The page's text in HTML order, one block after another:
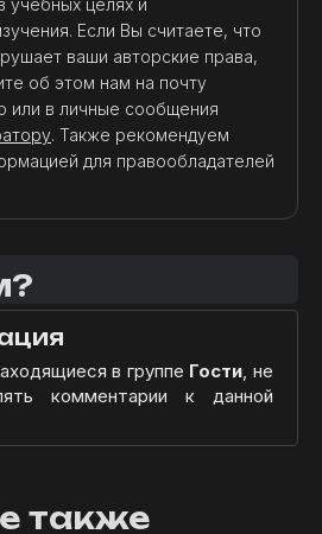
учебных целях и
Если Вы считаете, что
ваши авторские права,
об этом нам на почту
или в личные сообщения
. Также рекомендуем
для правообладателей
в группе Гости, не
комментарии к данной
также